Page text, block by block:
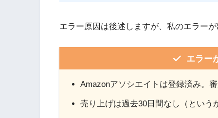
エラー原因は後述しますが、私のエラー
エラー
Amazonアソシエイトは登録済み。
売り上げは過去30日間なし（という